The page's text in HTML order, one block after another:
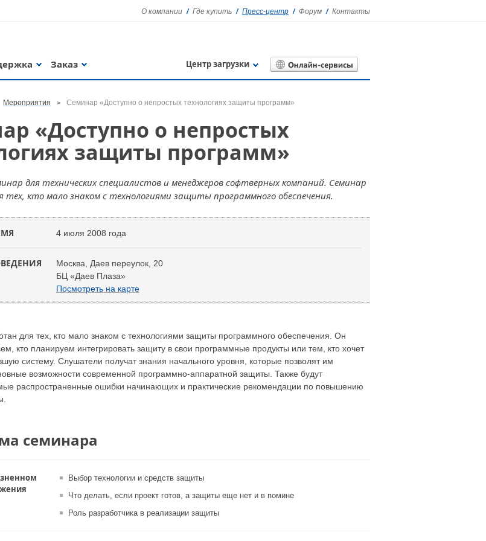
О компании Где купить Пресс-центр Форум Контакты
Заказ Центр загрузки
Мероприятия Семинар «Доступно о непростых технологиях защиты программ»
«Доступно о непростых
защиты программ»
для технических специалистов и менеджеров софтверных компаний. Семинар
тех, кто мало знаком с технологиями защиты программного обеспечения.
4 июля 2008 года
Москва, Даев переулок, 20
БЦ «Даев Плаза»
Посмотреть на карте
для тех, кто мало знаком с технологиями защиты программного обеспечения. Он
кто планируем интегрировать защиту в свои программные продукты или тем, кто хочет
систему. Слушатели получат знания начального уровня, которые позволят им
возможности современной программно-аппаратной защиты. Также будут
распространенные ошибки начинающих и практические рекомендации по повышению
семинара
Выбор технологии и средств защиты
Что делать, если проект готов, а защиты еще нет и в помине
Роль разработчика в реализации защиты